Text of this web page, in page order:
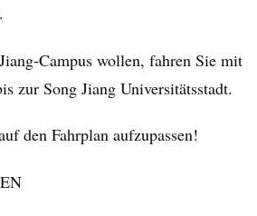
Campus wollen, fahren Sie mit
zur Song Jiang Universitätsstadt.
den Fahrplan aufzupassen!